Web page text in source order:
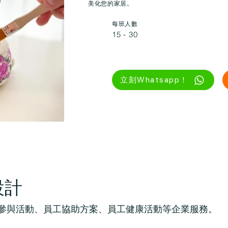
美化您的家居。
每班人數
15 - 30
立刻Whatsapp！
與活動、員工協助方案、員工健康活動等企業服務。